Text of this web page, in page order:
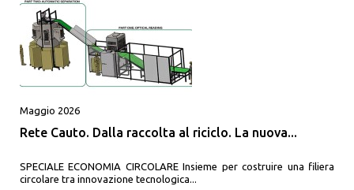
Maggio 2026
Rete Cauto. Dalla raccolta al riciclo. La nuova...
SPECIALE ECONOMIA CIRCOLARE Insieme per costruire una filiera
circolare tra innovazione tecnologica...